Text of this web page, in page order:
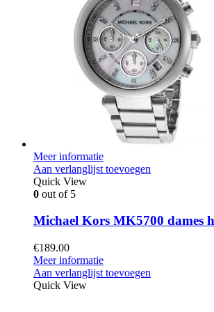
Meer informatie
Aan verlanglijst toevoegen
Quick View
0 out of 5
Michael Kors MK5700 dames
€189.00
Meer informatie
Aan verlanglijst toevoegen
Quick View